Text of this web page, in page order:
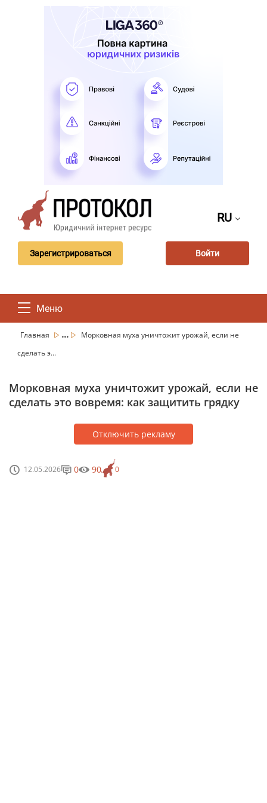
RU
Зарегистрироваться Войти
Меню
Главная ...
Морковная муха уничтожит урожай, если не
сделать э...
Морковная муха уничтожит урожай, если не
сделать это вовремя: как защитить грядку
Отключить рекламу
12.05.2026 0
0 90